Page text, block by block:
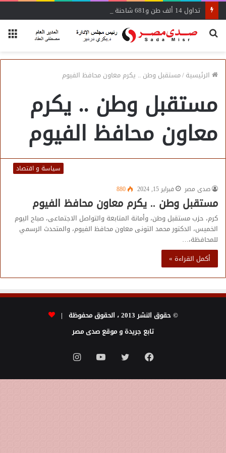
بحث
الرئيسية/مستقبل وطن .. يكرم معاون محافظ الفيوم
مستقبل وطن .. يكرم
معاون محافظ الفيوم
سياسة و اقتصاد
صدى مصر
فبراير 15, 2024 880
مستقبل وطن .. يكرم معاون محافظ الفيوم
كرم، حزب مستقبل وطن، وأمانة المتابعة والتواصل الاجتماعى، صباح اليوم
الخميس، الدكتور محمد التونى معاون محافظ الفيوم، والمتحدث الرسمي
للمحافظة،…
أكمل القراءة »
© حقوق النشر 2013 ، الحقوق محفوظة |
تابع جريدة و موقع صدى مصر
فيسبوك تويتر يوتيوبانستقرام